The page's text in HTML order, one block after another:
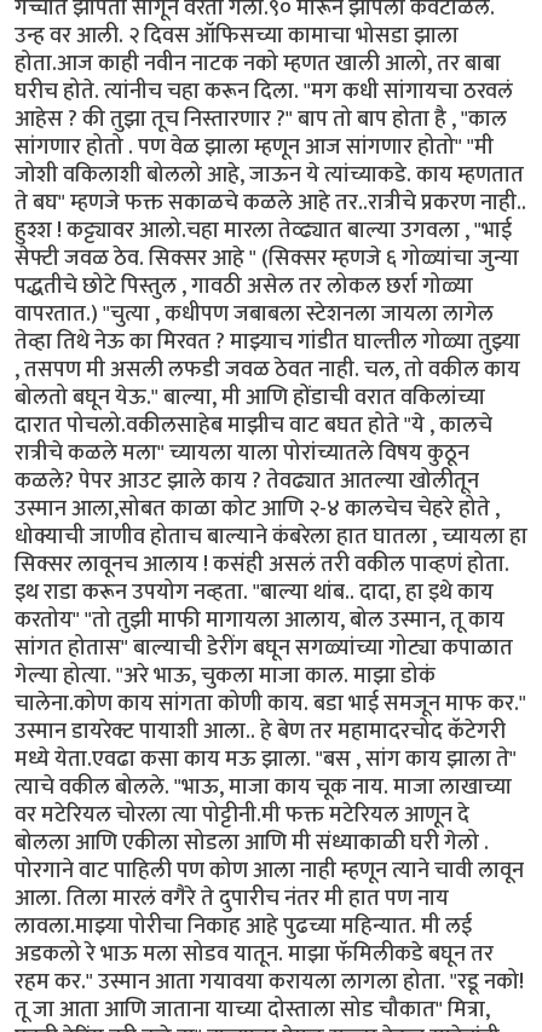
गच्चीत झोपतो सांगून वरती गेलो.९० मारून झोपेला कवटाळले.
उन्ह वर आली. २ दिवस ऑफिसच्या कामाचा भोसडा झाला
होता.आज काही नवीन नाटक नको म्हणत खाली आलो, तर बाबा
घरीच होते. त्यांनीच चहा करून दिला. "मग कधी सांगायचा ठरवलं
आहेस ? की तुझा तूच निस्तारणार ?" बाप तो बाप होता है , "काल
सांगणार होतो . पण वेळ झाला म्हणून आज सांगणार होतो" "मी
जोशी वकिलाशी बोललो आहे, जाऊन ये त्यांच्याकडे. काय म्हणतात
ते बघ" म्हणजे फक्त सकाळचे कळले आहे तर..रात्रीचे प्रकरण नाही..
हुश्श ! कट्ट्यावर आलो.चहा मारला तेव्ढ्यात बाल्या उगवला , "भाई
सेफ्टी जवळ ठेव. सिक्सर आहे " (सिक्सर म्हणजे ६ गोळ्यांचा जुन्या
पद्धतीचे छोटे पिस्तुल , गावठी असेल तर लोकल छर्रा गोळ्या
वापरतात.) "चुत्या , कधीपण जबाबला स्टेशनला जायला लागेल
तेव्हा तिथे नेऊ का मिरवत ? माझ्याच गांडीत घाल्तील गोळ्या तुझ्या
, तसपण मी असली लफडी जवळ ठेवत नाही. चल, तो वकील काय
बोलतो बघून येऊ." बाल्या, मी आणि होंडाची वरात वकिलांच्या
दारात पोचलो.वकीलसाहेब माझीच वाट बघत होते "ये , कालचे
रात्रीचे कळले मला" च्यायला याला पोरांच्यातले विषय कुठून
कळले? पेपर आउट झाले काय ? तेवढ्यात आतल्या खोलीतून
उस्मान आला,सोबत काळा कोट आणि २-४ कालचेच चेहरे होते ,
धोक्याची जाणीव होताच बाल्याने कंबरेला हात घातला , च्यायला हा
सिक्सर लावूनच आलाय ! कसंही असलं तरी वकील पाव्हणं होता.
इथ राडा करून उपयोग नव्हता. "बाल्या थांब.. दादा, हा इथे काय
करतोय" "तो तुझी माफी मागायला आलाय, बोल उस्मान, तू काय
सांगत होतास" बाल्याची डेरींग बघून सगळ्यांच्या गोट्या कपाळात
गेल्या होत्या. "अरे भाऊ, चुकला माजा काल. माझा डोकं
चालेना.कोण काय सांगता कोणी काय. बडा भाई समजून माफ कर."
उस्मान डायरेक्ट पायाशी आला.. हे बेण तर महामादरचोद कॅटेगरी
मध्ये येता.एवढा कसा काय मऊ झाला. "बस , सांग काय झाला ते"
त्याचे वकील बोलले. "भाऊ, माजा काय चूक नाय. माजा लाखाच्या
वर मटेरियल चोरला त्या पोट्टीनी.मी फक्त मटेरियल आणून दे
बोलला आणि एकीला सोडला आणि मी संध्याकाळी घरी गेलो .
पोरगाने वाट पाहिली पण कोण आला नाही म्हणून त्याने चावी लावून
आला. तिला मारलं वगैरे ते दुपारीच नंतर मी हात पण नाय
लावला.माझ्या पोरीचा निकाह आहे पुढच्या महिन्यात. मी लई
अडकलो रे भाऊ मला सोडव यातून. माझा फॅमिलीकडे बघून तर
रहम कर." उस्मान आता गयावया करायला लागला होता. "रडू नको!
तू जा आता आणि जाताना याच्या दोस्ताला सोड चौकात" मित्रा,